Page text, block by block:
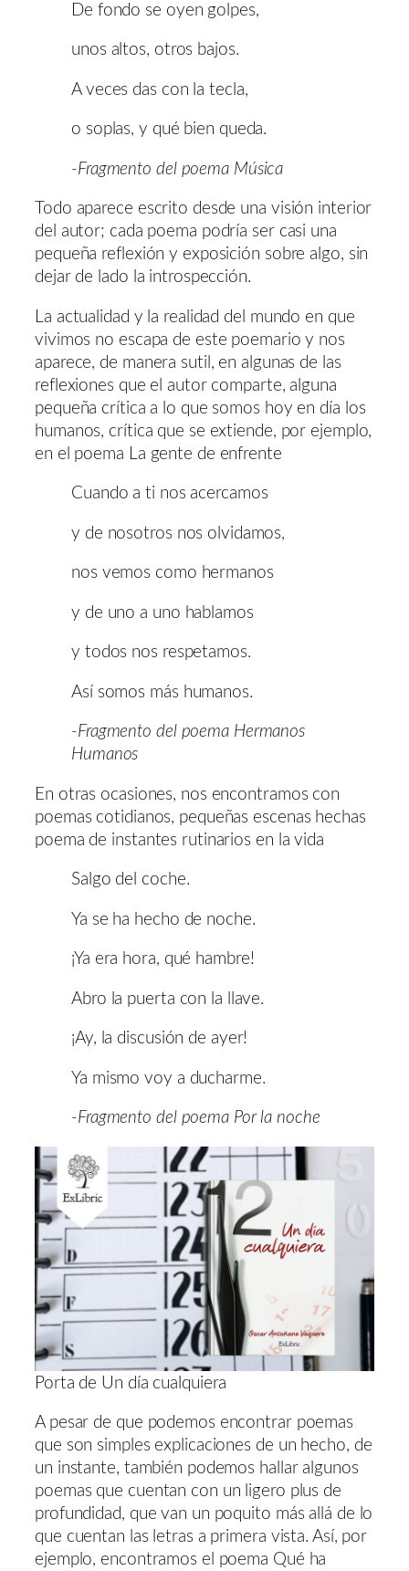
De fondo se oyen golpes,
unos altos, otros bajos.
A veces das con la tecla,
o soplas, y qué bien queda.
-Fragmento del poema Música
Todo aparece escrito desde una visión interior
del autor; cada poema podría ser casi una
pequeña reflexión y exposición sobre algo, sin
dejar de lado la introspección.
La actualidad y la realidad del mundo en que
vivimos no escapa de este poemario y nos
aparece, de manera sutil, en algunas de las
reflexiones que el autor comparte, alguna
pequeña crítica a lo que somos hoy en día los
humanos, crítica que se extiende, por ejemplo,
en el poema La gente de enfrente
Cuando a ti nos acercamos
y de nosotros nos olvidamos,
nos vemos como hermanos
y de uno a uno hablamos
y todos nos respetamos.
Así somos más humanos.
-Fragmento del poema Hermanos
Humanos
En otras ocasiones, nos encontramos con
poemas cotidianos, pequeñas escenas hechas
poema de instantes rutinarios en la vida
Salgo del coche.
Ya se ha hecho de noche.
¡Ya era hora, qué hambre!
Abro la puerta con la llave.
¡Ay, la discusión de ayer!
Ya mismo voy a ducharme.
-Fragmento del poema Por la noche
Porta de Un día cualquiera
A pesar de que podemos encontrar poemas
que son simples explicaciones de un hecho, de
un instante, también podemos hallar algunos
poemas que cuentan con un ligero plus de
profundidad, que van un poquito más allá de lo
que cuentan las letras a primera vista. Así, por
ejemplo, encontramos el poema Qué ha